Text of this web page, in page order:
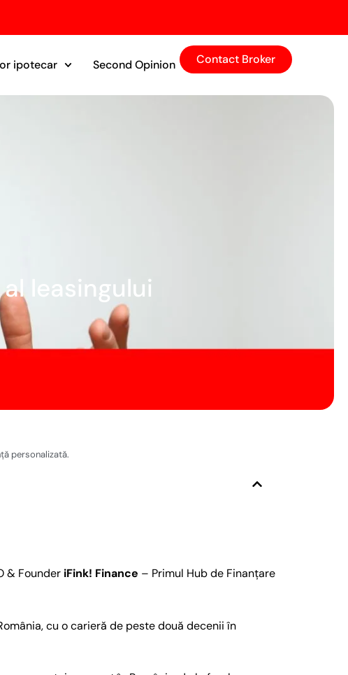
ipotecar Second Opinion Contact Broker
leasingului
personalizată.
& Founder iFink! Finance – Primul Hub de Finanțare
cu o carieră de peste două decenii în